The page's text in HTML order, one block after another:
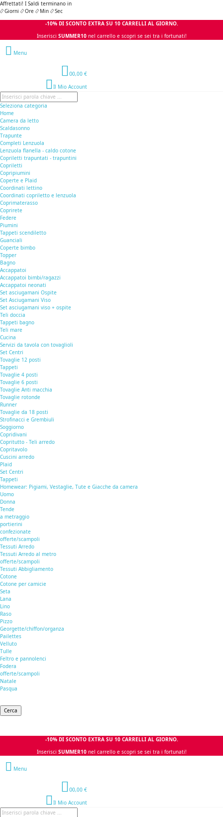
Affrettati! I Saldi terminano in
Giorni
Ore Min
Sec
-10% DI SCONTO EXTRA SU 10 CARRELLI AL GIORNO.
Inserisci SUMMER10 nel carrello e scopri se sei tra i fortunati!
Menu
00,00 €
Il Mio Account
Seleziona categoria
Home
Camera da letto
Scaldasonno
Trapunte
Completi Lenzuola
Lenzuola flanella - caldo cotone
Copriletti trapuntati - trapuntini
Copriletti
Copripiumini
Coperte e Plaid
Coordinati lettino
Coordinati copriletto e lenzuola
Coprimaterasso
Coprirete
Federe
Piumini
Tappeti scendiletto
Guanciali
Coperte bimbo
Topper
Bagno
Accappatoi
Accappatoi bimbi/ragazzi
Accappatoi neonati
Set asciugamani Ospite
Set Asciugamani Viso
Set asciugamani viso + ospite
Teli doccia
Tappeti bagno
Teli mare
Cucina
Servizi da tavola con tovaglioli
Set Centri
Tovaglie 12 posti
Tappeti
Tovaglie 4 posti
Tovaglie 6 posti
Tovaglie Anti macchia
Tovaglie rotonde
Runner
Tovaglie da 18 posti
Strofinacci e Grembiuli
Soggiorno
Copridivani
Copritutto - Teli arredo
Copritavolo
Cuscini arredo
Plaid
Set Centri
Tappeti
Homewear: Pigiami, Vestaglie, Tute e Giacche da camera
Uomo
Donna
Tende
a metraggio
portierini
confezionate
offerte/scampoli
Tessuti Arredo
Tessuti Arredo al metro
offerte/scampoli
Tessuti Abbigliamento
Cotone
Cotone per camicie
Seta
Lana
Lino
Raso
Pizzo
Georgette/chiffon/organza
Pailettes
Velluto
Tulle
Feltro e pannolenci
Fodera
offerte/scampoli
Natale
Pasqua
Cerca
-10% DI SCONTO EXTRA SU 10 CARRELLI AL GIORNO.
Inserisci SUMMER10 nel carrello e scopri se sei tra i fortunati!
Menu
00,00 €
Il Mio Account